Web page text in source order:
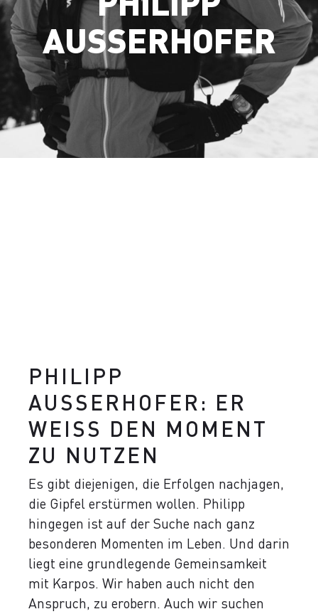
AUSSERHOFER
PHILIPP
AUSSERHOFER: ER
WEISS DEN MOMENT
ZU NUTZEN
Es gibt diejenigen, die Erfolgen nachjagen,
die Gipfel erstürmen wollen. Philipp
hingegen ist auf der Suche nach ganz
besonderen Momenten im Leben. Und darin
liegt eine grundlegende Gemeinsamkeit
mit Karpos. Wir haben auch nicht den
Anspruch, zu erobern. Auch wir suchen